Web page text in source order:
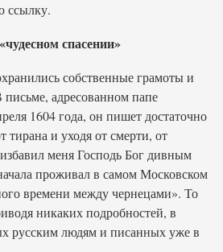
ссылку.
спасении»
собственные грамоты и
адресованном папе
1604 года, он пишет достаточно
тирана и уходя от смерти, от
меня Господь Бог дивным
проживал в самом Московском
времени между чернецами». То
никаких подробностей, в
русским людям и писанных уже в